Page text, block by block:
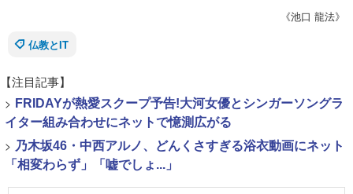
《池口 龍法》
仏教とIT
【注目記事】
> FRIDAYが熱愛スクープ予告!大河女優とシンガーソングラ
イター組み合わせにネットで憶測広がる
> 乃木坂46・中西アルノ、どんくさすぎる浴衣動画にネット
「相変わらず」「嘘でしょ...」